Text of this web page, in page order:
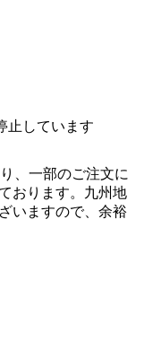
止しています
、一部のご注文に
おります。九州地
いますので、余裕